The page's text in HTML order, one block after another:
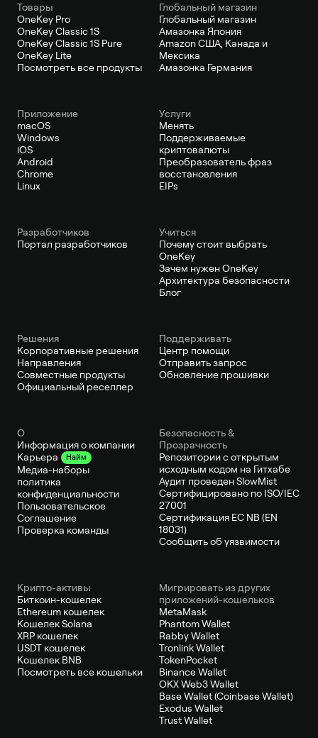
Товары
OneKey Pro
OneKey Classic 1S
OneKey Classic 1S Pure
OneKey Lite
Посмотреть все продукты
Глобальный магазин
Глобальный магазин
Амазонка Япония
Amazon США, Канада и
Мексика
Амазонка Германия
Приложение
macOS
Windows
iOS
Android
Chrome
Linux
Услуги
Менять
Поддерживаемые
криптовалюты
Преобразователь фраз
восстановления
EIPs
Pазработчиков
Портал разработчиков
Учиться
Почему стоит выбрать
OneKey
Зачем нужен OneKey
Архитектура безопасности
Блог
Решения
Корпоративные решения
Направления
Совместные продукты
Официальный реселлер
Поддерживать
Центр помощи
Отправить запрос
Обновление прошивки
О
Информация о компании
Карьера
Найм
Медиа-наборы
политика
конфиденциальности
Пользовательское
Соглашение
Проверка команды
Безопасность &
Прозрачность
Репозитории с открытым
исходным кодом на Гитхабе
Аудит проведен SlowMist
Сертифицировано по ISO/IEC
27001
Сертификация ЕС NB (EN
18031)
Сообщить об уязвимости
Крипто-активы
Биткоин-кошелек
Ethereum кошелек
Кошелек Solana
XRP кошелек
USDT кошелек
Кошелек BNB
Посмотреть все кошельки
Мигрировать из других
приложений-кошельков
MetaMask
Phantom Wallet
Rabby Wallet
Tronlink Wallet
TokenPocket
Binance Wallet
OKX Web3 Wallet
Base Wallet (Coinbase Wallet)
Exodus Wallet
Trust Wallet